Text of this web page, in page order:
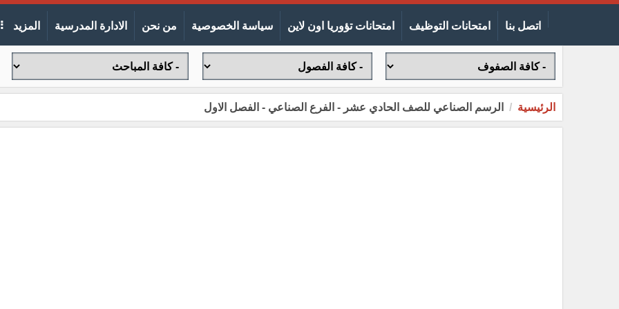
اتصل بنا امتحانات التوظيف امتحانات تؤوريا اون لاين سياسة الخصوصية من نحن الادارة المدرسية المزيد
الرئيسية الرسم الصناعي للصف الحادي عشر - الفرع الصناعي - الفصل الاول